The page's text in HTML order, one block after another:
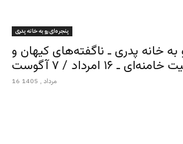
پنجره‌ای رو به خانه پدری
به خانه پدری ـ ناگفته‌های کیهان و
خامنه‌ای ـ ۱۶ امرداد / ۷ آگوست
16 مرداد , 1405